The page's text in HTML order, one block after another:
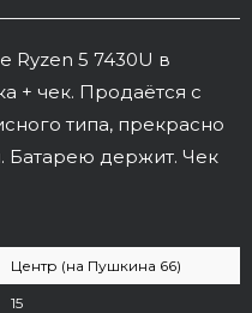
Ryzen 5 7430U в
+ чек. Продаётся с
типа, прекрасно
Батарею держит. Чек
Центр (на Пушкина 66)
15